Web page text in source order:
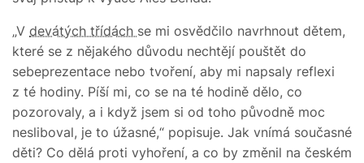
„V devátých třídách se mi osvědčilo navrhnout dětem,
které se z nějakého důvodu nechtějí pouštět do
sebeprezentace nebo tvoření, aby mi napsaly reflexi
z té hodiny. Píší mi, co se na té hodině dělo, co
pozorovaly, a i když jsem si od toho původně moc
nesliboval, je to úžasné,“ popisuje. Jak vnímá současné
děti? Co dělá proti vyhoření, a co by změnil na českém